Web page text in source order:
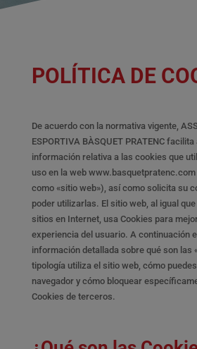
POLÍTICA DE
De acuerdo con la normativa vigente,
ESPORTIVA BÀSQUET PRATENC
información relativa a las cookies que
uso en la web
como «sitio web»), así como solicita su
poder utilizarlas. El sitio web, al igual
sitios en Internet, usa Cookies para
experiencia del usuario. A continuación
información detallada sobre qué son las
tipología utiliza el sitio web, cómo
navegador y cómo bloquear
Cookies de terceros.